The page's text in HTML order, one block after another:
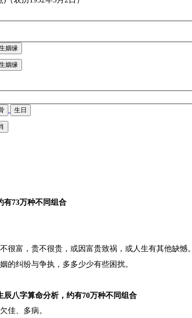
姻缘
姻缘
生日
有73万种不同组合
富，贵不很贵，或因富贵致祸，或人生有其他缺憾。
的纠纷与争执，多多少少有些困扰。
辰八字算命分析，约有70万种不同组合
佳、多病。